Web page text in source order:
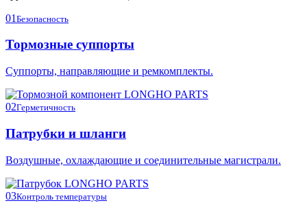
01 Безопасность
Тормозные суппорты
Суппорты, направляющие и ремкомплекты.
02Герметичность
Патрубки и шланги
Воздушные, охлаждающие и соединительные магистрали.
03Контроль температуры